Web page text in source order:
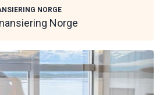
NORGE
Norge